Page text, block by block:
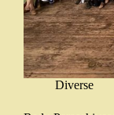
Diverse